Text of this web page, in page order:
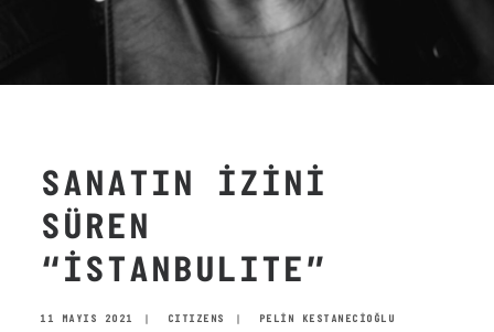
SANATIN İZİNİ
SÜREN
“İSTANBULITE”
11 MAYIS 2021 CITIZENS PELİN KESTANECİOĞLU